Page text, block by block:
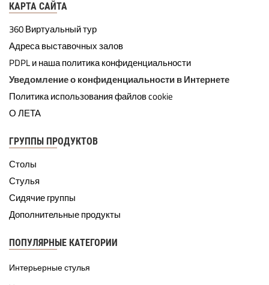
КАРТА САЙТА
360 Виртуальный тур
Адреса выставочных залов
PDPL и наша политика конфиденциальности
Уведомление о конфиденциальности в Интернете
Политика использования файлов cookie
О ЛЕТА
ГРУППЫ ПРОДУКТОВ
Столы
Стулья
Сидячие группы
Дополнительные продукты
ПОПУЛЯРНЫЕ КАТЕГОРИИ
Интерьерные стулья